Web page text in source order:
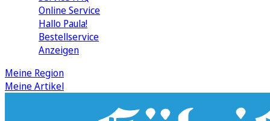
Online Service
Hallo Paula!
Bestellservice
Anzeigen
Meine Region
Meine Artikel